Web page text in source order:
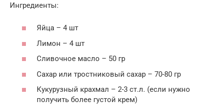
Ингредиенты:
Яйца – 4 шт
Лимон – 4 шт
Сливочное масло – 50 гр
Сахар или тростниковый сахар – 70-80 гр
Кукурузный крахмал – 2-3 ст.л. (если нужно
получить более густой крем)